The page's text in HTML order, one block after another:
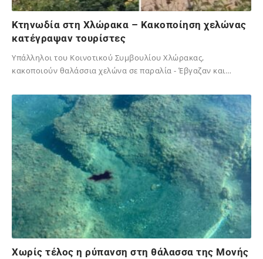
Κτηνωδία στη Χλώρακα – Κακοποίηση χελώνας
κατέγραψαν τουρίστες
Yπάλληλοι του Κοινοτικού Συμβουλίου Χλώρακας,
κακοποιούν θαλάσσια χελώνα σε παραλία - Έβγαζαν και…
Xωρίς τέλος η ρύπανση στη θάλασσα της Μονής